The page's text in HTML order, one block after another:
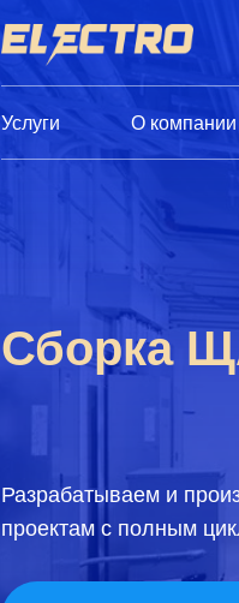
О компании
Услуги
Сборка
Разрабатываем и
проектам с полным